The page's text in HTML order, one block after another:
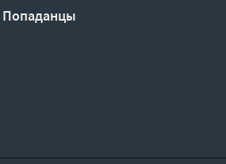
Попаданцы